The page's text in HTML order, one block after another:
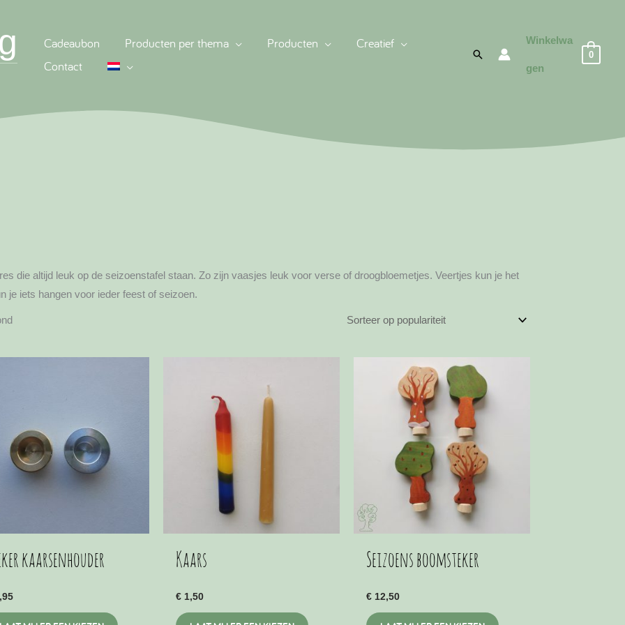
Cadeaubon Producten per thema Producten
Creatief
Contact
Zoeken
Winkelwa
gen
0
die altijd leuk op de seizoenstafel staan. Zo zijn vaasjes leuk voor verse of droogbloemetjes. Veertjes kun je het
je iets hangen voor ieder feest of seizoen.
Gesorteerd
kaarsenhouder Kaars
€ 1,50
Seizoens boomsteker
€ 12,50